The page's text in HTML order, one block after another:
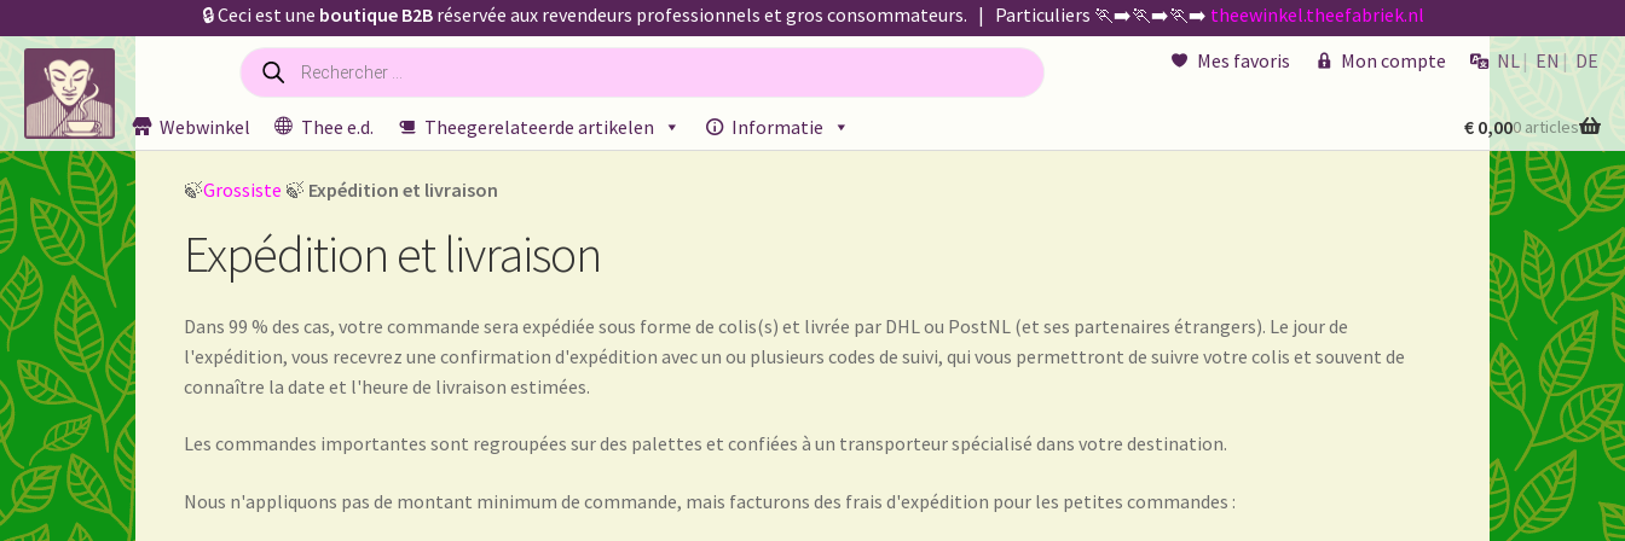
🔒 Ceci est une boutique B2Bréservée aux revendeurs professionnels et gros consommateurs. | Particuliers 🏃‍➡️🏃‍➡️🏃‍➡️ theewinkel.theefabriek.nl
Skip
navigation
Skip
content
Mes favoris Mon compte NL EN DE
Recherche
produits
Webwinkel Thee e.d. Theegerelateerde artikelen Informatie
Home¡Bienvenido a nuestro mayorista de té!À propos de nous About us Acerca de nosotros
Aktuelle PreislisteAlgemene Voorwaarden
Aviso legal Bestellen en levertijd Bestellung und Lieferzeit
Bienvenue dans notre commerce de gros de thé !Bio-ZertifikateBiologische certificatenBoletín informativo
Certificados ecológicos. Certificats biologiquesCommande et délai de livraison
Contact Contact ContactContactoCurrent price listDatenschutzerklärungDeclaración de privacidad
Déclaration de confidentialité Envío y entrega Food safety
€ 0,000 articles
🍃Grossiste 🍃 Expédition et livraison
Expédition et livraison
Dans 99 % des cas, votre commande sera expédiée sous forme de colis(s) et livrée par DHL ou PostNL (et ses partenaires étrangers). Le jour de
l'expédition, vous recevrez une confirmation d'expédition avec un ou plusieurs codes de suivi, qui vous permettront de suivre votre colis et souvent de
connaître la date et l'heure de livraison estimées.
Les commandes importantes sont regroupées sur des palettes et confiées à un transporteur spécialisé dans votre destination.
Nous n'appliquons pas de montant minimum de commande, mais facturons des frais d'expédition pour les petites commandes :